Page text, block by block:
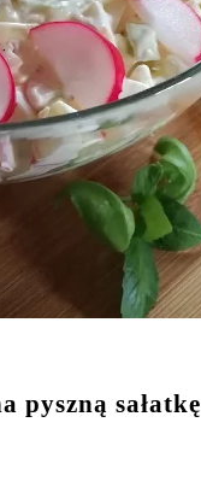
pyszną sałatkę